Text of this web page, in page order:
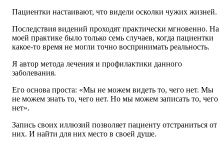
Пациентки настаивают, что видели осколки чужих жизней.
Последствия видений проходят практически мгновенно. На
моей практике было только семь случаев, когда пациентки
какое-то время не могли точно воспринимать реальность.
Я автор метода лечения и профилактики данного
заболевания.
Его основа проста: «Мы не можем видеть то, чего нет. Мы
не можем знать то, чего нет. Но мы можем записать то, чего
нет».
Запись своих иллюзий позволяет пациенту отстраниться от
них. И найти для них место в своей душе.